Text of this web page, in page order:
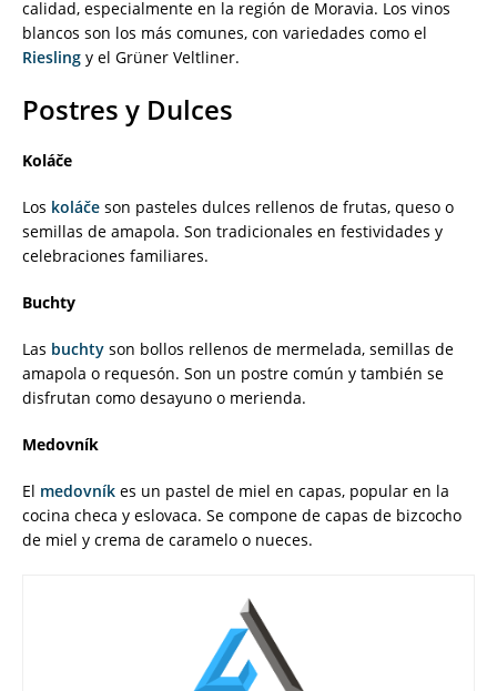
calidad, especialmente en la región de Moravia. Los vinos
blancos son los más comunes, con variedades como el
Riesling y el Grüner Veltliner.
Postres y Dulces
Koláče
Los koláče son pasteles dulces rellenos de frutas, queso o
semillas de amapola. Son tradicionales en festividades y
celebraciones familiares.
Buchty
Las buchty son bollos rellenos de mermelada, semillas de
amapola o requesón. Son un postre común y también se
disfrutan como desayuno o merienda.
Medovník
El medovník es un pastel de miel en capas, popular en la
cocina checa y eslovaca. Se compone de capas de bizcocho
de miel y crema de caramelo o nueces.